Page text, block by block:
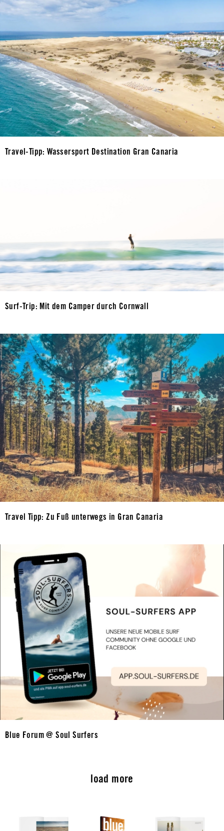
Travel-Tipp: Wassersport Destination Gran Canaria
Surf-Trip: Mit dem Camper durch Cornwall
Travel Tipp: Zu Fuß unterwegs in Gran Canaria
Blue Forum @ Soul Surfers
load more